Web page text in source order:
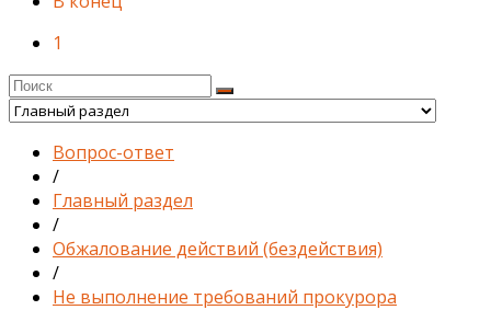
1
Вопрос-ответ
/
Главный раздел
/
Обжалование действий (бездействия)
/
Не выполнение требований прокурора